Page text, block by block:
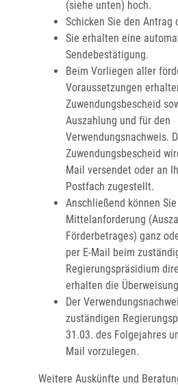
(siehe unten) hoch.
Schicken Sie den Antrag
Sie erhalten eine
Sendebestätigung.
Beim Vorliegen aller
Voraussetzungen
Zuwendungsbescheid
Auszahlung und für den
Verwendungsnachweis.
Zuwendungsbescheid
Mail versendet oder an
Postfach zugestellt.
Anschließend können
Mittelanforderung
Förderbetrages) ganz
per E-Mail beim
Regierungspräsidium
erhalten die
Der
zuständigen
31.03. des Folgejahres
Mail vorzulegen.
Weitere Auskünfte und